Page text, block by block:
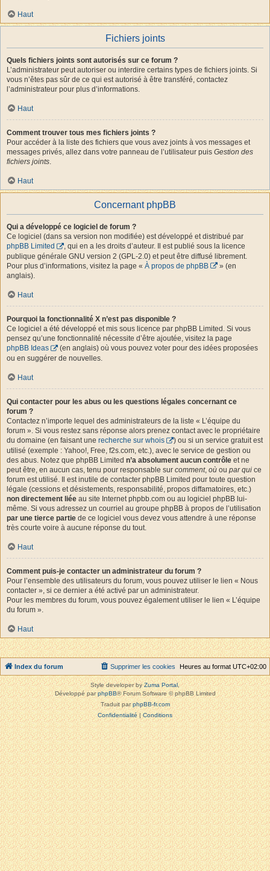
Haut
Fichiers joints
Quels fichiers joints sont autorisés sur ce forum ?
L’administrateur peut autoriser ou interdire certains types de fichiers joints. Si
vous n’êtes pas sûr de ce qui est autorisé à être transféré, contactez
l’administrateur pour plus d’informations.
Haut
Comment trouver tous mes fichiers joints ?
Pour accéder à la liste des fichiers que vous avez joints à vos messages et
messages privés, allez dans votre panneau de l’utilisateur puis Gestion des
fichiers joints.
Haut
Concernant phpBB
Qui a développé ce logiciel de forum ?
Ce logiciel (dans sa version non modifiée) est développé et distribué par
phpBB Limited
, qui en a les droits d’auteur. Il est publié sous la licence
publique générale GNU version 2 (GPL-2.0) et peut être diffusé librement.
Pour plus d’informations, visitez la page « À propos de phpBB
» (en
anglais).
Haut
Pourquoi la fonctionnalité X n’est pas disponible ?
Ce logiciel a été développé et mis sous licence par phpBB Limited. Si vous
pensez qu’une fonctionnalité nécessite d’être ajoutée, visitez la page
phpBB Ideas
(en anglais) où vous pouvez voter pour des idées proposées
ou en suggérer de nouvelles.
Haut
Qui contacter pour les abus ou les questions légales concernant ce
forum ?
Contactez n’importe lequel des administrateurs de la liste « L’équipe du
forum ». Si vous restez sans réponse alors prenez contact avec le propriétaire
du domaine (en faisant une recherche sur whois
) ou si un service gratuit est
utilisé (exemple : Yahoo!, Free, f2s.com, etc.), avec le service de gestion ou
des abus. Notez que phpBB Limited n’a absolument aucun contrôle et ne
peut être, en aucun cas, tenu pour responsable sur comment, où ou par qui ce
forum est utilisé. Il est inutile de contacter phpBB Limited pour toute question
légale (cessions et désistements, responsabilité, propos diffamatoires, etc.)
non directement liée au site Internet phpbb.com ou au logiciel phpBB lui-
même. Si vous adressez un courriel au groupe phpBB à propos de l’utilisation
par une tierce partie de ce logiciel vous devez vous attendre à une réponse
très courte voire à aucune réponse du tout.
Haut
Comment puis-je contacter un administrateur du forum ?
Pour l’ensemble des utilisateurs du forum, vous pouvez utiliser le lien « Nous
contacter », si ce dernier a été activé par un administrateur.
Pour les membres du forum, vous pouvez également utiliser le lien « L’équipe
du forum ».
Haut
Index du forum Heures au format UTC+02:00
Supprimer les cookies
Style developer byZuma Portal,
Développé parphpBB® Forum Software © phpBB Limited
Traduit parphpBB-fr.com
Confidentialité|Conditions